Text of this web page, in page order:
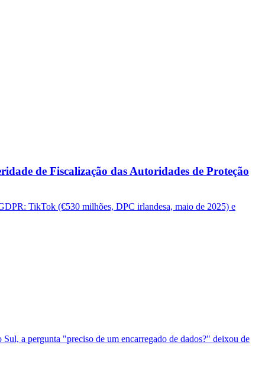
de Fiscalização das Autoridades de Proteção
TikTok (€530 milhões, DPC irlandesa, maio de 2025) e
a pergunta "preciso de um encarregado de dados?" deixou de